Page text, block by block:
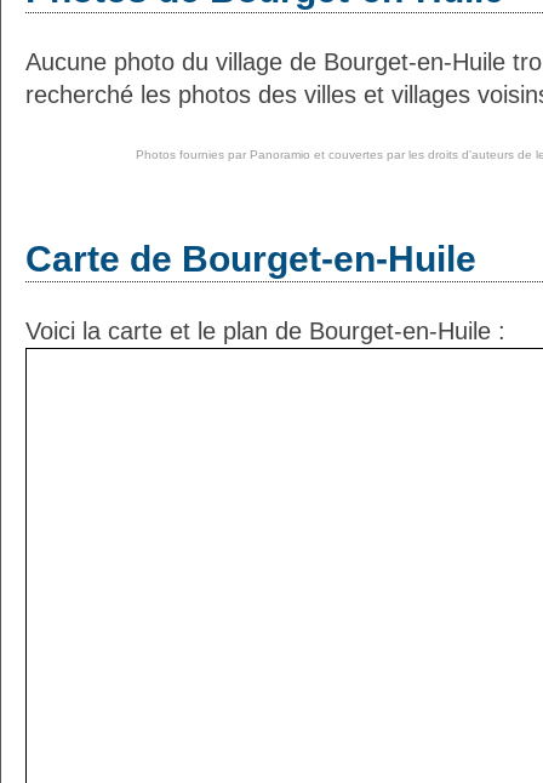
Aucune photo du village de Bourget-en-Huile
recherché les photos des villes et villages
Photos fournies par Panoramio et couvertes par les droits d'auteurs de
Carte de Bourget-en-Huile
Voici la carte et le plan de Bourget-en-Huile :